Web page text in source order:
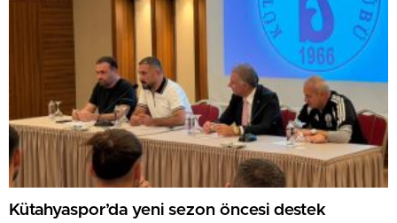
Kütahyaspor’da yeni sezon öncesi destek